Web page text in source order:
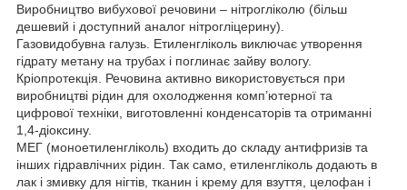
Виробництво вибухової речовини – нітрогліколю (більш
дешевий і доступний аналог нітрогліцерину).
Газовидобувна галузь. Етиленгліколь виключає утворення
гідрату метану на трубах і поглинає зайву вологу.
Кріопротекція. Речовина активно використовується при
виробництві рідин для охолодження комп’ютерної та
цифрової техніки, виготовленні конденсаторів та отриманні
1,4-діоксину.
МЕГ (моноетиленгліколь) входить до складу антифризів та
інших гідравлічних рідин. Так само, етиленгліколь додають в
лак і змивку для нігтів, тканин і крему для взуття, целофан і